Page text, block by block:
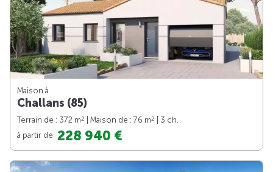
Maison à
Challans (85)
Terrain de : 372 m2 | Maison de : 76 m2
| 3 ch.
à partir de 228 940 €